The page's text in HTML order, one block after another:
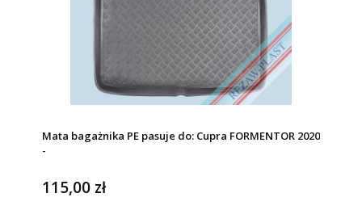
Mata bagażnika PE pasuje do: Cupra FORMENTOR 2020
-
115,00 zł